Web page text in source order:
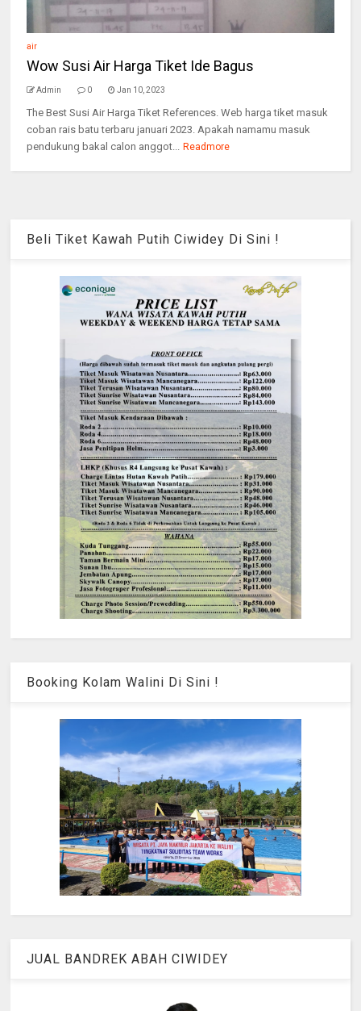
air
Wow Susi Air Harga Tiket Ide Bagus
Admin 0 Jan 10, 2023
The Best Susi Air Harga Tiket References. Web harga tiket masuk
coban rais batu terbaru januari 2023. Apakah namamu masuk
pendukung bakal calon anggot... Readmore
Beli Tiket Kawah Putih Ciwidey Di Sini !
Booking Kolam Walini Di Sini !
JUAL BANDREK ABAH CIWIDEY